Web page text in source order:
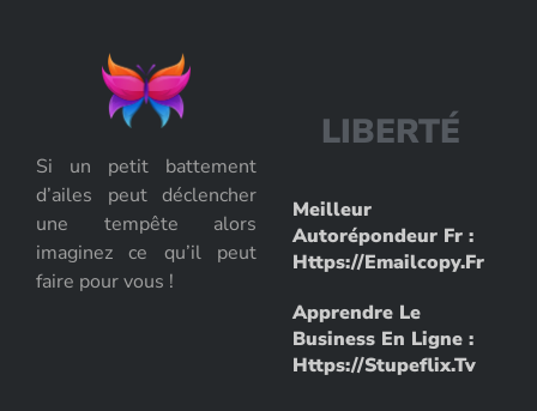
Si un petit battement
d’ailes peut déclencher
une tempête alors
imaginez ce qu’il peut
faire pour vous !
LIBERTÉ
Meilleur
Autorépondeur Fr :
Https://emailcopy.fr
Apprendre Le
Business En Ligne :
Https://stupeflix.tv